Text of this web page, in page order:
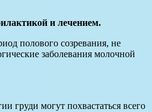
и лечением.
полового созревания, не
заболевания молочной
груди могут похвастаться всего